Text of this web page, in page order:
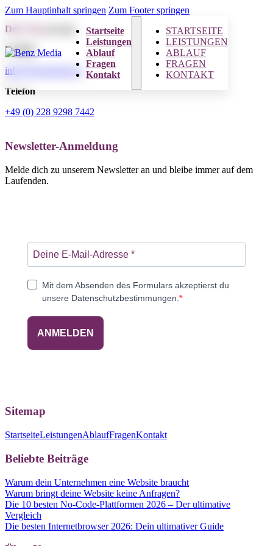
Zum Hauptinhalt springen Zum Footer springen
Startseite
Leistungen
Ablauf
Fragen
Kontakt
STARTSEITE
LEISTUNGEN
ABLAUF
FRAGEN
KONTAKT
Dein Weg
zu uns.
E-Mail
info@benzmedia.de
Telefon
+49 (0) 228 9298 7442
Newsletter-Anmeldung
Melde dich zu unserem Newsletter an und bleibe immer auf dem
Laufenden.
Mit dem Absenden des Formulars akzeptierst du
unsere Datenschutzbestimmungen.
ANMELDEN
Sitemap
StartseiteLeistungenAblaufFragenKontakt
Beliebte Beiträge
Warum dein Unternehmen eine Website braucht
Warum bringt deine Website keine Anfragen?
Die 10 besten No-Code-Plattformen 2026 – Der ultimative
Vergleich
Die besten Internetbrowser 2026: Dein ultimativer Guide